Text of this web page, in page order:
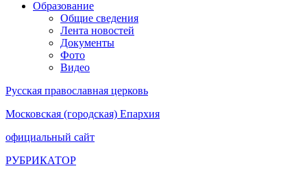
Образование
Общие сведения
Лента новостей
Документы
Фото
Видео
Русская православная церковь
Московская (городская) Епархия
официальный сайт
РУБРИКАТОР